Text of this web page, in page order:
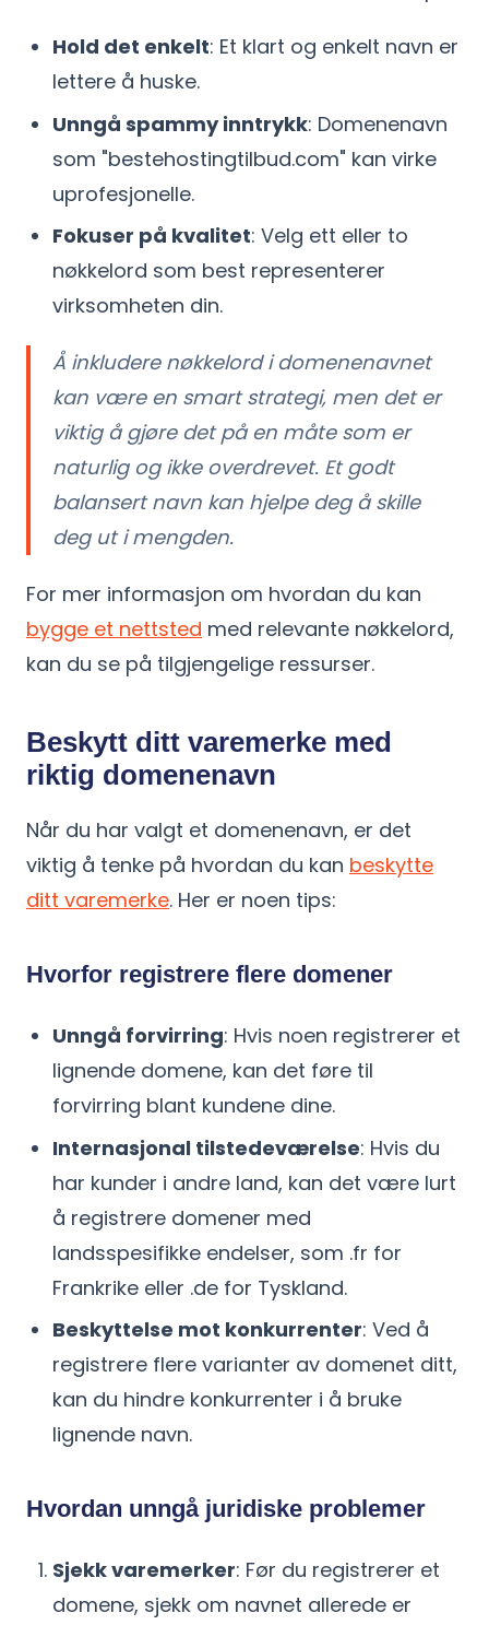
Hold det enkelt: Et klart og enkelt navn er
lettere å huske.
Unngå spammy inntrykk: Domenenavn
som "bestehostingtilbud.com" kan virke
uprofesjonelle.
Fokuser på kvalitet: Velg ett eller to
nøkkelord som best representerer
virksomheten din.
Å inkludere nøkkelord i domenenavnet
kan være en smart strategi, men det er
viktig å gjøre det på en måte som er
naturlig og ikke overdrevet. Et godt
balansert navn kan hjelpe deg å skille
deg ut i mengden.
For mer informasjon om hvordan du kan
bygge et nettsted med relevante nøkkelord,
kan du se på tilgjengelige ressurser.
Beskytt ditt varemerke med
riktig domenenavn
Når du har valgt et domenenavn, er det
viktig å tenke på hvordan du kan beskytte
ditt varemerke. Her er noen tips:
Hvorfor registrere flere domener
Unngå forvirring: Hvis noen registrerer et
lignende domene, kan det føre til
forvirring blant kundene dine.
Internasjonal tilstedeværelse: Hvis du
har kunder i andre land, kan det være lurt
å registrere domener med
landsspesifikke endelser, som .fr for
Frankrike eller .de for Tyskland.
Beskyttelse mot konkurrenter: Ved å
registrere flere varianter av domenet ditt,
kan du hindre konkurrenter i å bruke
lignende navn.
Hvordan unngå juridiske problemer
Sjekk varemerker: Før du registrerer et
domene, sjekk om navnet allerede er